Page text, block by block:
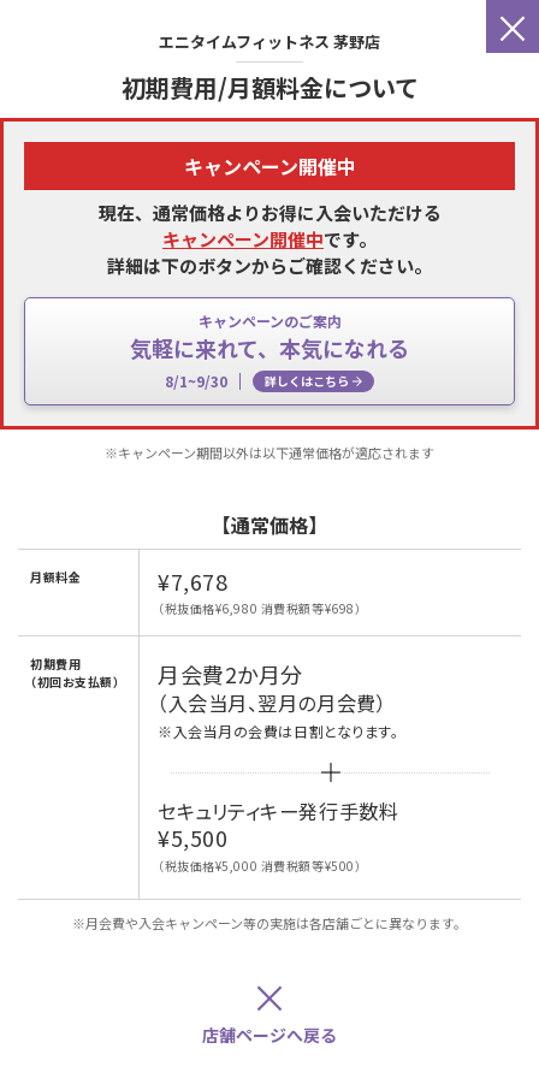
×
エニタイムフィットネス 茅野店
初期費用/月額料金について
キャンペーン開催中
現在、通常価格よりお得に入会いただける
キャンペーン開催中です。
詳細は下のボタンからご確認ください。
キャンペーンのご案内
気軽に来れて、本気になれる
8/1~9/30 詳しくはこちら
※キャンペーン期間以外は以下通常価格が適応されます
【通常価格】
月額料金 ¥7,678
（税抜価格¥6,980 消費税額等¥698）
初期費用
（初回お支払額）
月会費2か月分
（入会当月、翌月の月会費）
※入会当月の会費は日割となります。
セキュリティキー発行手数料
¥5,500
（税抜価格¥5,000 消費税額等¥500）
※月会費や入会キャンペーン等の実施は各店舗ごとに異なります。
×
店舗ページへ戻る